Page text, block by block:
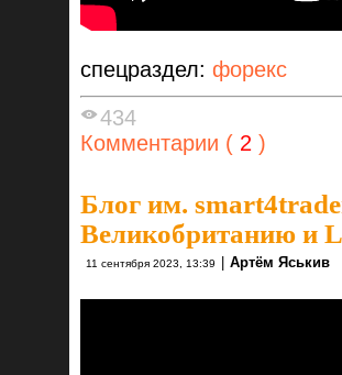
спецраздел: форекс
434
Комментарии ( 2 )
Блог им.
Великобританию и
11 сентября 2023, 13:39 Артём Яськив